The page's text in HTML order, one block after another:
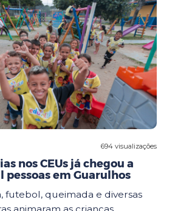
694 visualizações
nos CEUs já chegou a
pessoas em Guarulhos
futebol, queimada e diversas
animaram as crianças